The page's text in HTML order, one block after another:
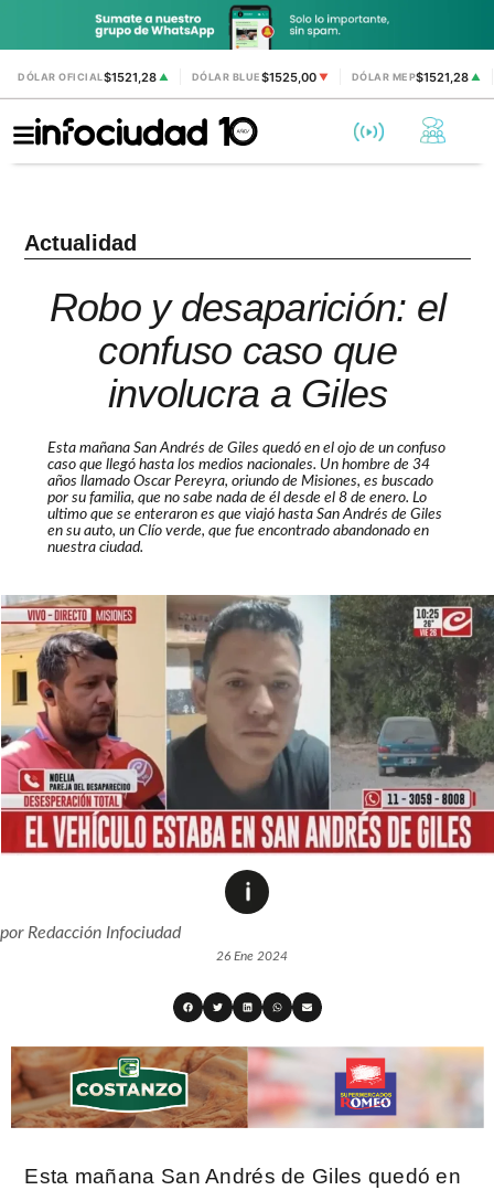
DÓLAR OFICIAL$1521,28 ▲ DÓLAR BLUE$1525,00 ▼ DÓLAR MEP$1521,28▲
Actualidad
Robo y desaparición: el
confuso caso que
involucra a Giles
Esta mañana San Andrés de Giles quedó en el ojo de un confuso
caso que llegó hasta los medios nacionales. Un hombre de 34
años llamado Oscar Pereyra, oriundo de Misiones, es buscado
por su familia, que no sabe nada de él desde el 8 de enero. Lo
ultimo que se enteraron es que viajó hasta San Andrés de Giles
en su auto, un Clío verde, que fue encontrado abandonado en
nuestra ciudad.
porRedacción Infociudad
26 Ene 2024
Esta mañana San Andrés de Giles quedó en